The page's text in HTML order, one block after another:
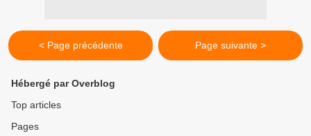
< Page précédente Page suivante >
Hébergé par Overblog
Top articles
Pages